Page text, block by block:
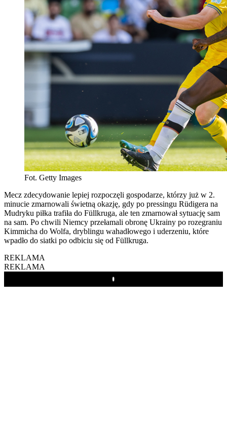
Fot. Getty Images
Mecz zdecydowanie lepiej rozpoczęli gospodarze, którzy już w 2.
minucie zmarnowali świetną okazję, gdy po pressingu Rüdigera na
Mudryku piłka trafiła do Füllkruga, ale ten zmarnował sytuację sam
na sam. Po chwili Niemcy przełamali obronę Ukrainy po rozegraniu
Kimmicha do Wolfa, dryblingu wahadłowego i uderzeniu, które
wpadło do siatki po odbiciu się od Füllkruga.
REKLAMA
REKLAMA
Play